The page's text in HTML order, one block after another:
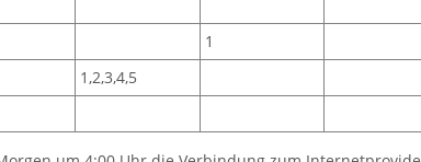
1
1,2,3,4,5